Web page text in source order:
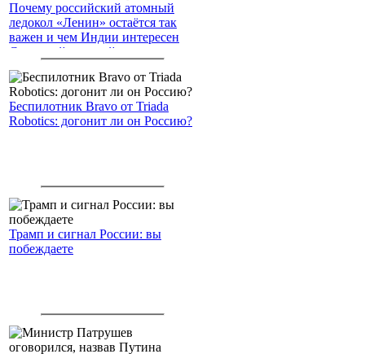
Почему российский атомный
ледокол «Ленин» остаётся так
важен и чем Индии интересен
Северный морской путь
Беспилотник Bravo от Triada
Robotics: догонит ли он Россию?
Трамп и сигнал России: вы
побеждаете